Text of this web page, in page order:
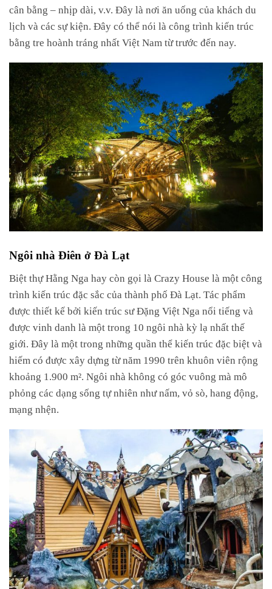
cân bằng – nhịp dài, v.v. Đây là nơi ăn uống của khách du
lịch và các sự kiện. Đây có thể nói là công trình kiến ​​trúc
bằng tre hoành tráng nhất Việt Nam từ trước đến nay.
Ngôi nhà Điên ở Đà Lạt
Biệt thự Hằng Nga hay còn gọi là Crazy House là một công
trình kiến ​​trúc đặc sắc của thành phố Đà Lạt. Tác phẩm
được thiết kế bởi kiến ​​trúc sưĐặng Việt Nga nổi tiếng và
được vinh danh là một trong 10 ngôi nhà kỳ lạ nhất thế
giới. Đây là một trong những quần thể kiến ​​trúc đặc biệt và
hiếm có được xây dựng từ năm 1990 trên khuôn viên rộng
khoảng 1.900 m². Ngôi nhà không có góc vuông mà mô
phỏng các dạng sống tự nhiên như nấm, vỏ sò, hang động,
mạng nhện.